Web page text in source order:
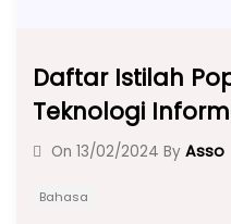
Daftar Istilah
Teknologi
On 13/02/2024 By Asso
Bahasa